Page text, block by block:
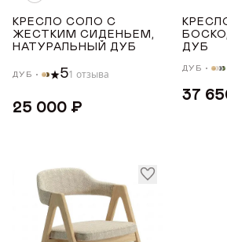
КРЕСЛО СОЛО С
ЖЕСТКИМ СИДЕНЬЕМ,
НАТУРАЛЬНЫЙ ДУБ
ДУБ 51 отзыва
25 000 ₽
ДУБ
ДУБ
37
Авторизуйтесь или
Имя*
Предпочтительный способ
Telegram
КУПИТЬ В ОДИН
СТУЛЬЯ ДЛЯ КУХНИ С
Имя
Телефон